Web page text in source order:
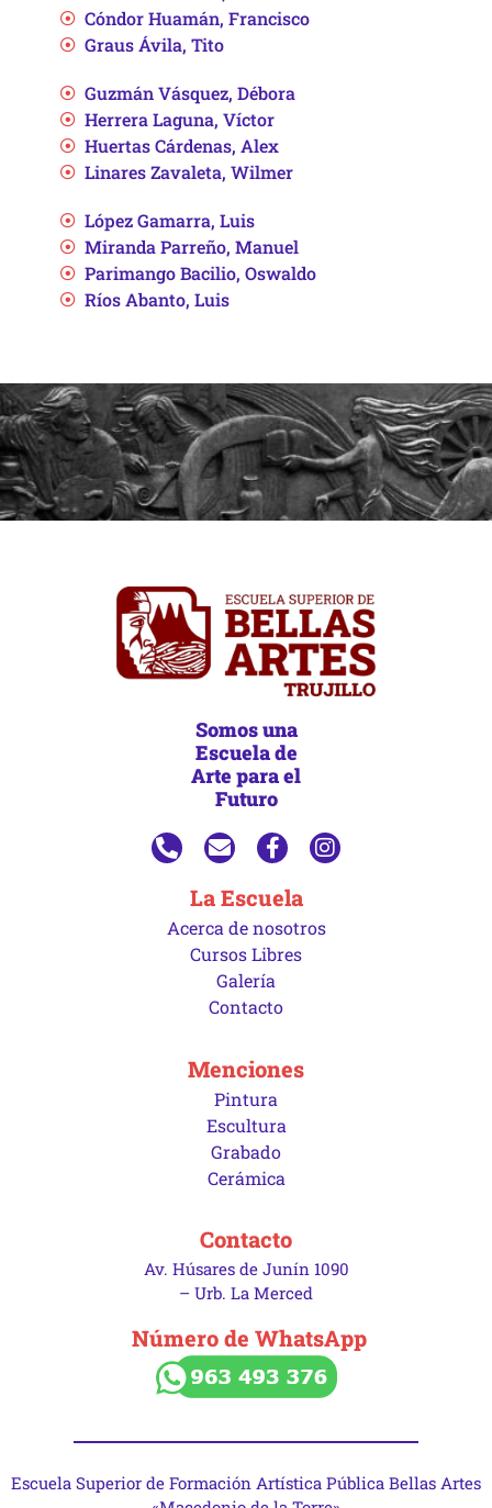
Cóndor Huamán, Francisco
Graus Ávila, Tito
Guzmán Vásquez, Débora
Herrera Laguna, Víctor
Huertas Cárdenas, Alex
Linares Zavaleta, Wilmer
López Gamarra, Luis
Miranda Parreño, Manuel
Parimango Bacilio, Oswaldo
Ríos Abanto, Luis
Somos una
Escuela de
Arte para el
Futuro
La Escuela
Acerca de nosotros
Cursos Libres
Galería
Contacto
Menciones
Pintura
Escultura
Grabado
Cerámica
Contacto
Av. Húsares de Junín 1090
– Urb. La Merced
Número de WhatsApp
Escuela Superior de Formación Artística Pública Bellas Artes